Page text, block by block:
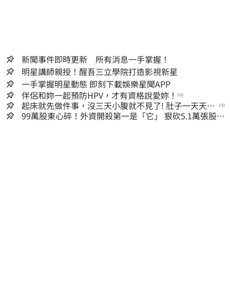
新聞事件即時更新 所有消息一手掌握！
明星講師親授！醒吾三立學院打造影視新星
一手掌握明星動態 即刻下載娛樂星聞APP
伴侶和妳一起預防HPV，才有資格說愛妳！ PR
起床就先做件事，沒三天小腹就不見了! 肚子一天天變
小！
PR
99萬股東心碎！外資開殺第一是「它」 狠砍5.1萬張股價